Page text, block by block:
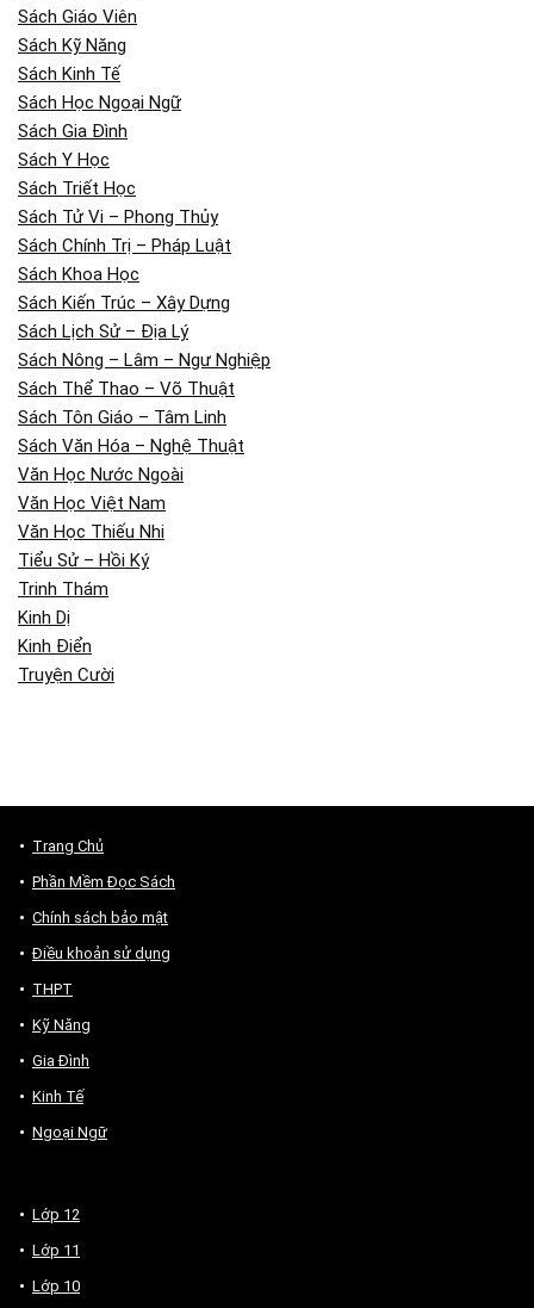
Sách Giáo Viên
Sách Kỹ Năng
Sách Kinh Tế
Sách Học Ngoại Ngữ
Sách Gia Đình
Sách Y Học
Sách Triết Học
Sách Tử Vi – Phong Thủy
Sách Chính Trị – Pháp Luật
Sách Khoa Học
Sách Kiến Trúc – Xây Dựng
Sách Lịch Sử – Địa Lý
Sách Nông – Lâm – Ngư Nghiệp
Sách Thể Thao – Võ Thuật
Sách Tôn Giáo – Tâm Linh
Sách Văn Hóa – Nghệ Thuật
Văn Học Nước Ngoài
Văn Học Việt Nam
Văn Học Thiếu Nhi
Tiểu Sử – Hồi Ký
Trinh Thám
Kinh Dị
Kinh Điển
Truyện Cười
Trang Chủ
Phần Mềm Đọc Sách
Chính sách bảo mật
Điều khoản sử dụng
THPT
Kỹ Năng
Gia Đình
Kinh Tế
Ngoại Ngữ
Lớp 12
Lớp 11
Lớp 10